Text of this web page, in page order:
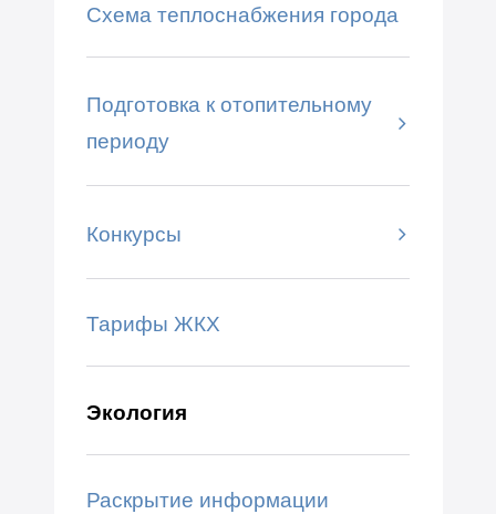
Схема теплоснабжения города
Подготовка к отопительному
периоду
Конкурсы
Тарифы ЖКХ
Экология
Раскрытие информации